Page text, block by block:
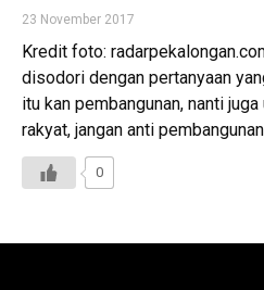
23 November 2017
Kredit foto:
disodori dengan pertanyaan
itu kan pembangunan, nanti
rakyat, jangan anti pembangunan
0